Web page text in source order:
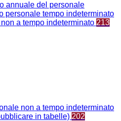
annuale del personale
personale tempo indeterminato
a tempo indeterminato 213
non a tempo indeterminato
in tabelle) 202